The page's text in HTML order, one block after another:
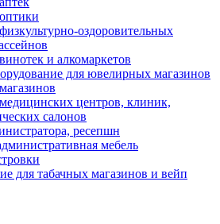
оздоровительных
и алкомаркетов
для ювелирных магазинов
центров, клиник,
салонов
ресепшн
мебель
для табачных магазинов и вейп